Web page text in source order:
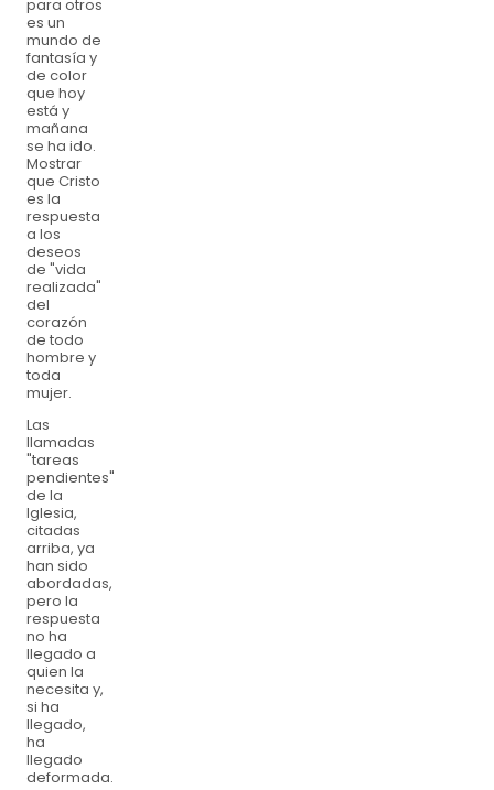
para otros
es un
mundo de
fantasía y
de color
que hoy
está y
mañana
se ha ido.
Mostrar
que Cristo
es la
respuesta
a los
deseos
de "vida
realizada"
del
corazón
de todo
hombre y
toda
mujer.
Las
llamadas
"tareas
pendientes"
de la
Iglesia,
citadas
arriba, ya
han sido
abordadas,
pero la
respuesta
no ha
llegado a
quien la
necesita y,
si ha
llegado,
ha
llegado
deformada.